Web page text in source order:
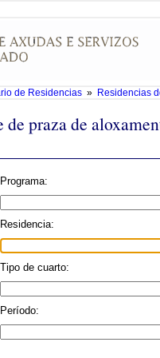
de Residencias » Residencias
praza de
Programa:
Residencia:
Tipo de cuarto:
Período: